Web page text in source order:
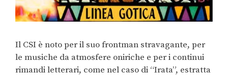
Il CSI è noto per il suo frontman stravagante, per
le musiche da atmosfere oniriche e per i continui
rimandi letterari, come nel caso di “Irata”, estratta